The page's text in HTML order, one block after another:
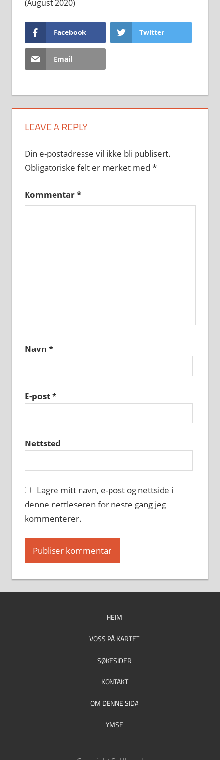
(August 2020)
Facebook Twitter
Email
LEAVE A REPLY
Din e-postadresse vil ikke bli publisert.
Obligatoriske felt er merket med *
Kommentar*
Navn *
E-post*
Nettsted
Lagre mitt navn, e-post og nettside i
denne nettleseren for neste gang jeg
kommenterer.
HEIM
VOSS PÅ KARTET
SØKESIDER
KONTAKT
OM DENNE SIDA
YMSE